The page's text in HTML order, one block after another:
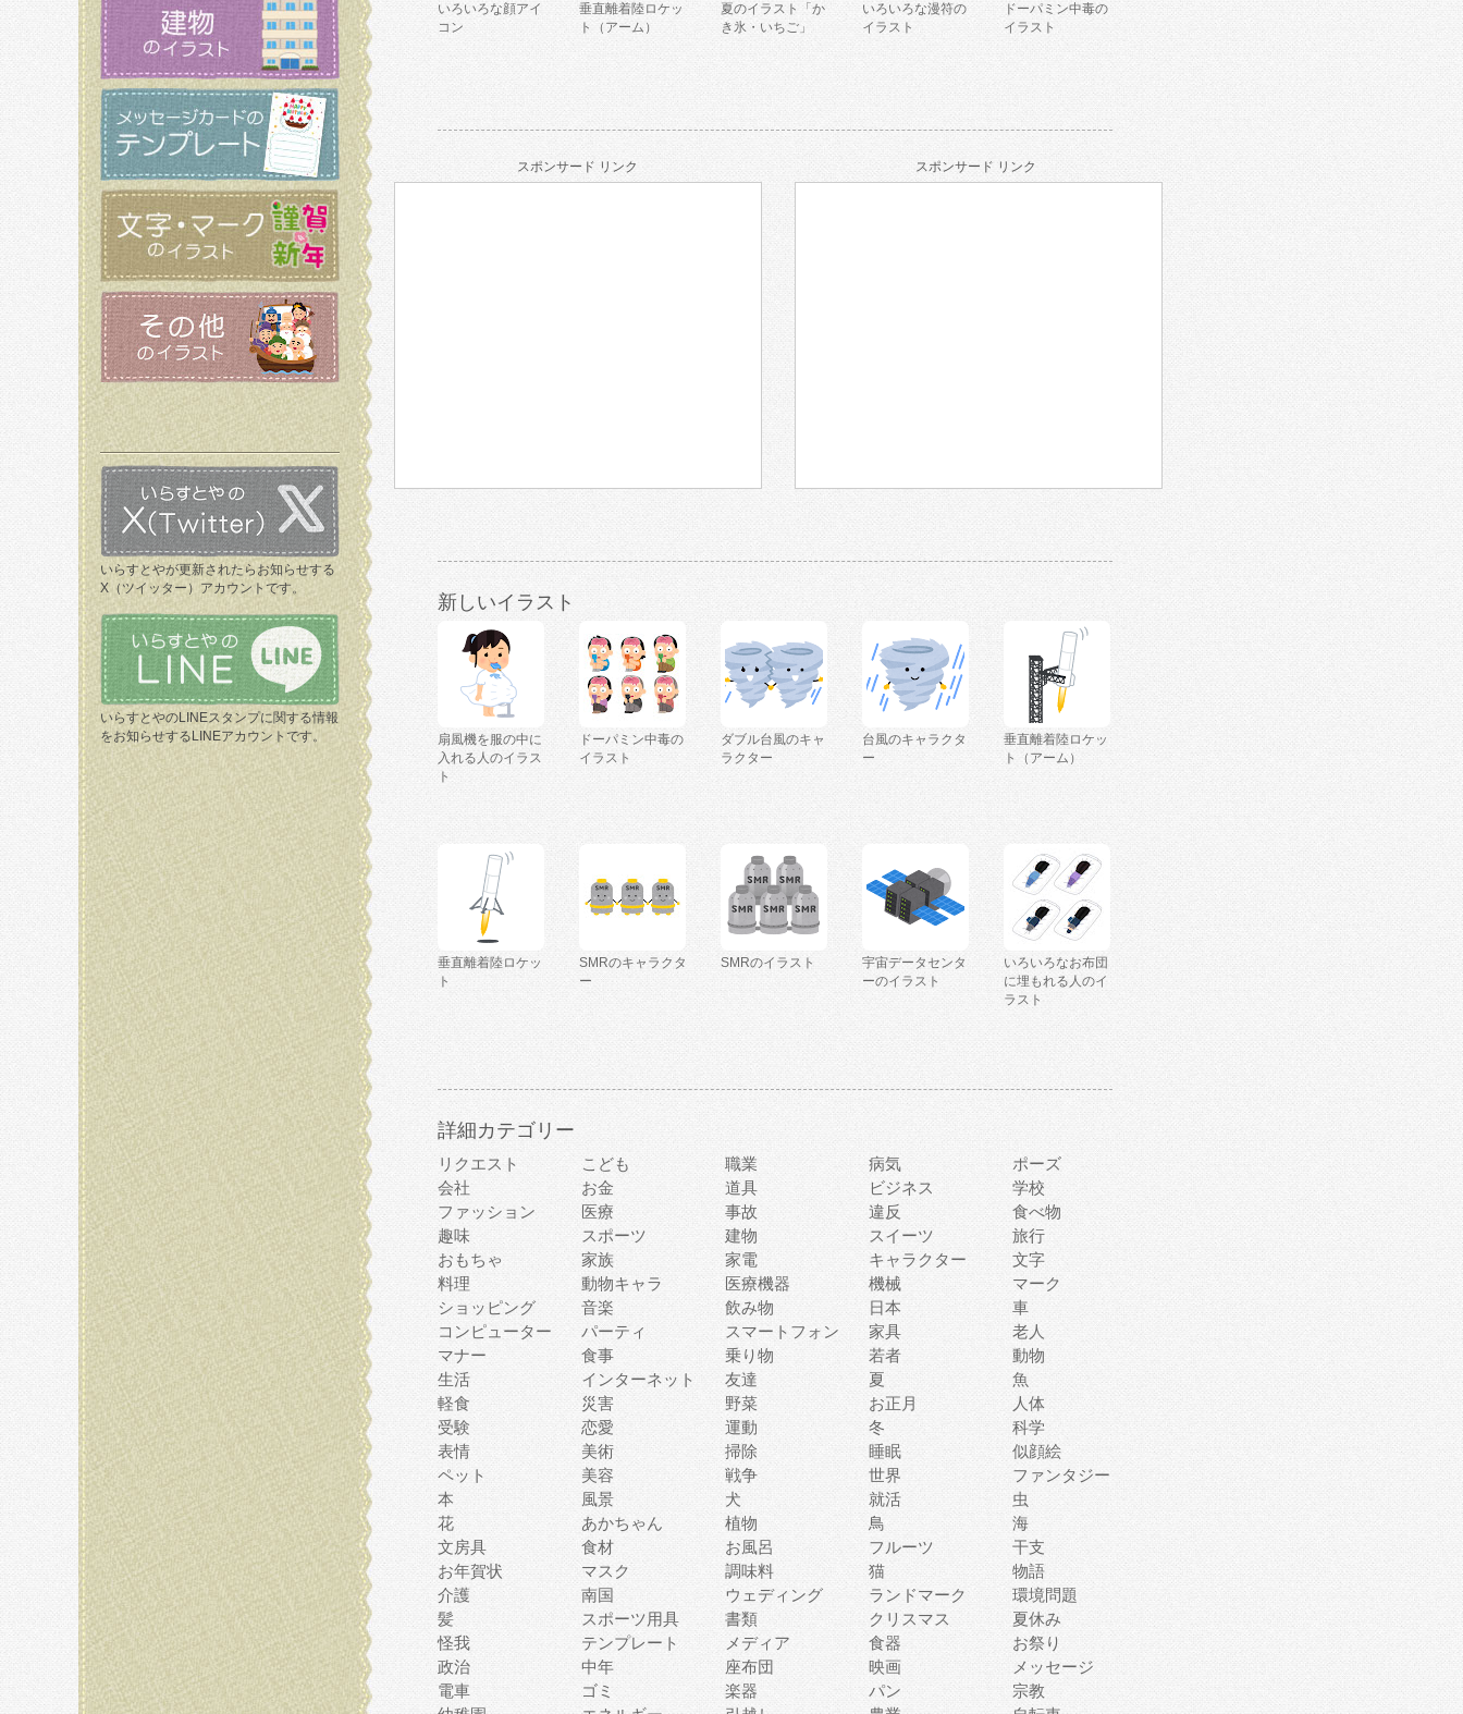
いらすとやが更新されたらお知らせする
X（ツイッター）アカウントです。
いらすとやのLINEスタンプに関する情報
をお知らせするLINEアカウントです。
いろいろな顔アイ
コン
垂直離着陸ロケッ
ト（アーム）
夏のイラスト「か
き氷・いちご」
いろいろな漫符の
イラスト
ドーパミン中毒の
イラスト
スポンサード リンク スポンサード リンク
新しいイラスト
扇風機を服の中に
入れる人のイラス
ト
ドーパミン中毒の
イラスト
ダブル台風のキャ
ラクター
台風のキャラクタ
ー
垂直離着陸ロケッ
ト（アーム）
垂直離着陸ロケッ
ト
SMRのキャラクタ
ー
SMRのイラスト
宇宙データセンタ
ーのイラスト
いろいろなお布団
に埋もれる人のイ
ラスト
詳細カテゴリー
リクエスト こども 職業 病気
ポーズ
会社
お金 道具 ビジネス
学校
ファッション
医療 事故 違反
食べ物
趣味
スポーツ 建物 スイーツ
旅行
おもちゃ
家族 家電 キャラクター
文字
料理
動物キャラ 医療機器 機械
マーク
ショッピング
音楽 飲み物 日本
車
コンピューター
パーティ スマートフォン 家具
老人
マナー
食事 乗り物 若者
動物
生活
インターネット 友達 夏
魚
軽食
災害 野菜 お正月
人体
受験
恋愛 運動 冬
科学
表情
美術 掃除 睡眠
似顔絵
ペット
美容 戦争 世界
ファンタジー
本
風景 犬 就活
虫
花
あかちゃん 植物 鳥
海
文房具
食材 お風呂 フルーツ
干支
お年賀状
マスク 調味料 猫
物語
介護
南国 ウェディング ランドマーク
環境問題
髪
スポーツ用具 書類 クリスマス
夏休み
怪我
テンプレート メディア 食器
お祭り
政治
中年 座布団 映画
メッセージ
電車
ゴミ 楽器 パン
宗教